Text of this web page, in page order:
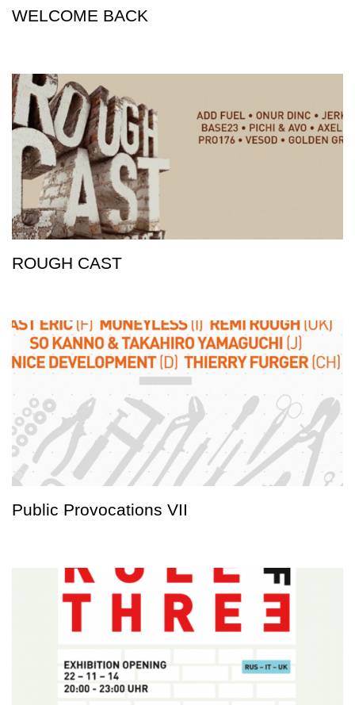
WELCOME BACK
ROUGH CAST
Public Provocations VII